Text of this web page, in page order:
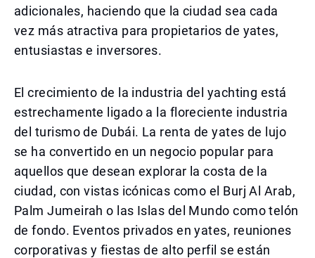
adicionales, haciendo que la ciudad sea cada
vez más atractiva para propietarios de yates,
entusiastas e inversores.
El crecimiento de la industria del yachting está
estrechamente ligado a la floreciente industria
del turismo de Dubái. La renta de yates de lujo
se ha convertido en un negocio popular para
aquellos que desean explorar la costa de la
ciudad, con vistas icónicas como el Burj Al Arab,
Palm Jumeirah o las Islas del Mundo como telón
de fondo. Eventos privados en yates, reuniones
corporativas y fiestas de alto perfil se están